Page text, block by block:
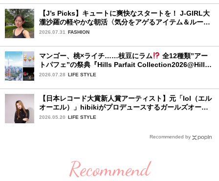
【J’s Picks】キュートに爽快なスタートを！ J-GIRL大
瀧沙羅の軽やかな朝活〈気分をアゲるアイテム＆ルーテ
ィーン〉
2026.07.31 FASHION
マンゴー、桃×ライチ……枝豆にラム
全12種類”アー
トパフェ”の祭典『Hills Parfait Collection2026@Hills
House』
2026.07.28 LIFE STYLE
【日本レコード大賞新人賞アーティスト】元「lol（エル
オーエル）」hibikiがプロデュースするガールズオーデ
ィションが始動！ 応募は5月31日（日）まで
2026.05.20 LIFE STYLE
Recommended by
Recommend